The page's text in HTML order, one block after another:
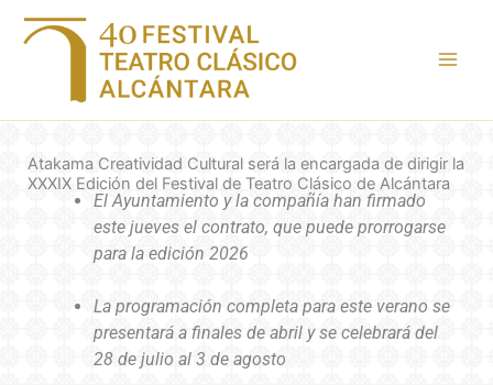
Atakama Creatividad Cultural será la encargada de dirigir la
XXXIX Edición del Festival de Teatro Clásico de Alcántara
El Ayuntamiento y la compañía han firmado
este jueves el contrato, que puede prorrogarse
para la edición 2026
La programación completa para este verano se
presentará a finales de abril y se celebrará del
28 de julio al 3 de agosto